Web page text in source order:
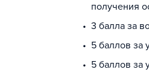
получения
3 балла за
5 баллов за
5 баллов за